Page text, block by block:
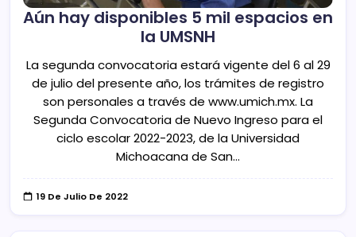
Aún hay disponibles 5 mil espacios en
la UMSNH
La segunda convocatoria estará vigente del 6 al 29
de julio del presente año, los trámites de registro
son personales a través de www.umich.mx. La
Segunda Convocatoria de Nuevo Ingreso para el
ciclo escolar 2022-2023, de la Universidad
Michoacana de San…
19 De Julio De 2022